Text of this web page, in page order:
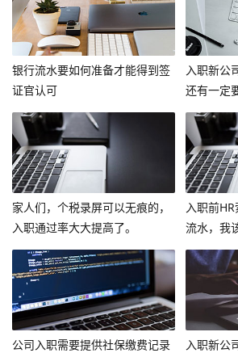
银行流水要如何准备才能得到签
证官认可
入职新公
还有一定
家人们，个税录屏可以无痕的，
入职通过率大大提高了。
入职前
流水，我
过？
公司入职需要提供社保缴费记录
入职新公